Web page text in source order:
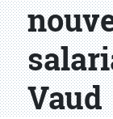
Vaud